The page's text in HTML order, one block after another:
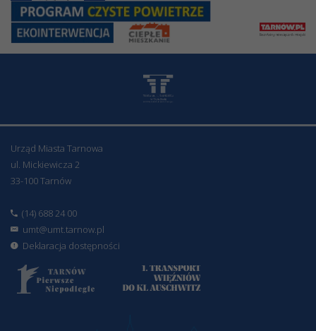
Urząd Miasta Tarnowa
ul. Mickiewicza 2
33-100 Tarnów
(14) 688 24 00
umt@umt.tarnow.pl
Deklaracja dostępności